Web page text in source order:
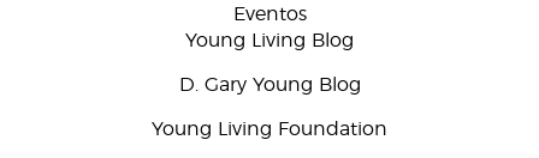
Eventos
Young Living Blog
D. Gary Young Blog
Young Living Foundation